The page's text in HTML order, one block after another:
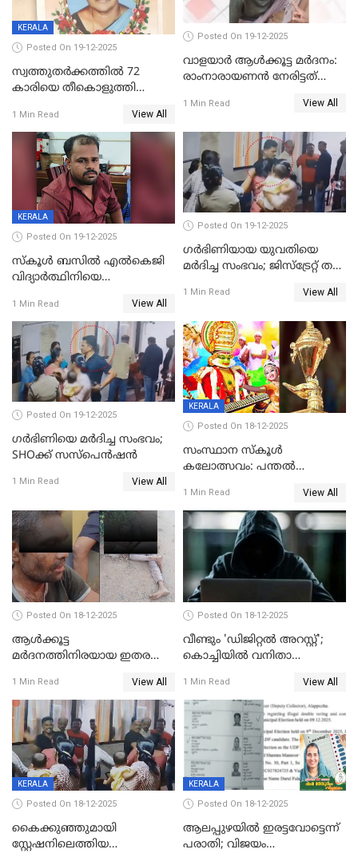
KERALA
Posted On 19-12-2025
സ്വത്തുതര്‍ക്കത്തില്‍ 72
കാരിയെ തീകൊളുത്തി
ക്രൂരകൊലപാതകത്തില്‍
സഹോദരിപുത്രന് ജീവപര്യന്തം
1 Min Read View All
Posted On 19-12-2025
വാളയാർ ആൾക്കൂട്ട മർദനം:
രാംനാരായണൻ നേരിട്ടത്
നാൽപ്പതിലേറെ
റിപ്പോർട്ട്
1 Min Read View All
KERALA
Posted On 19-12-2025
സ്കൂൾ ബസിൽ എൽകെജി
വിദ്യാര്‍ത്ഥിനിയെ
ക്ലീനര്‍ പിടിയിൽ
1 Min Read View All
Posted On 19-12-2025
ഗര്‍ഭിണിയായ യുവതിയെ
മര്‍ദിച്ച സംഭവം; ജിസ്‌ട്രേറ്റ് തല
യുവതി
1 Min Read View All
Posted On 19-12-2025
ഗര്‍ഭിണിയെ മർദിച്ച സംഭവം;
SHOക്ക് സസ്പെൻഷൻ
1 Min Read View All
KERALA
Posted On 18-12-2025
സംസ്ഥാന സ്കൂൾ
കലോത്സവം: പന്തൽ
1 Min Read View All
Posted On 18-12-2025
ആൾക്കൂട്ട
മർദനത്തിനിരയായ ഇതര
നടുക്കുന്ന സംഭവം
വാളയാറിൽ
1 Min Read View All
Posted On 18-12-2025
വീണ്ടും 'ഡിജിറ്റല്‍ അറസ്റ്റ്';
കൊച്ചിയില്‍ വനിതാ
കോടി രൂപ
1 Min Read View All
KERALA
Posted On 18-12-2025
കൈക്കുഞ്ഞുമായി
സ്റ്റേഷനിലെത്തിയ
KERALA
Posted On 18-12-2025
ആലപ്പുഴയിൽ ഇരട്ടവോട്ടെന്ന്
പരാതി; വിജയം